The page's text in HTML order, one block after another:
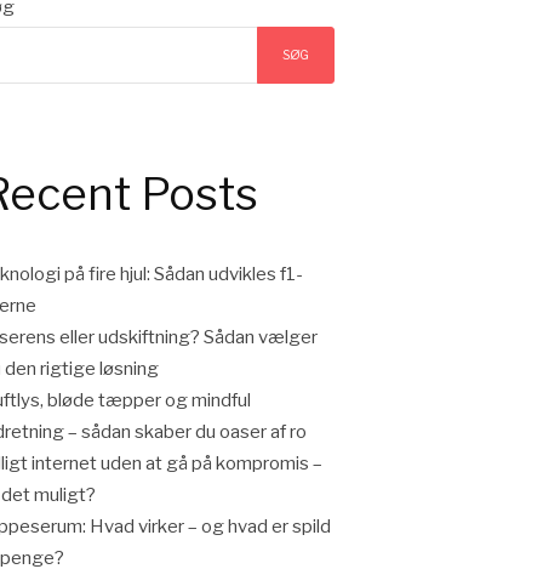
SØG
Posts
på fire hjul: Sådan udvikles f1-
eller udskiftning? Sådan vælger
den rigtige løsning
bløde tæpper og mindful
– sådan skaber du oaser af ro
internet uden at gå på kompromis –
muligt?
Hvad virker – og hvad er spild